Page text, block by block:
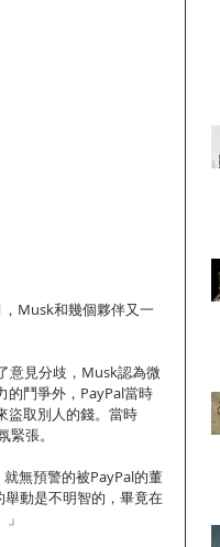
Musk和幾個夥伴又一
意見分歧，Musk認為微
的鬥爭外，PayPal當時
盜取別人的錢。當時
張。
無預警的被PayPal的董
動是不明智的，畢竟在